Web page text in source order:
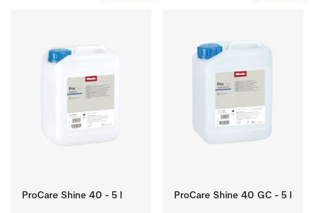
ProCare Shine 40 - 5 l ProCare Shine 40 GC - 5 l